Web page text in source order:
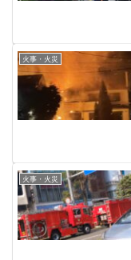
火事・火災
火事・火災